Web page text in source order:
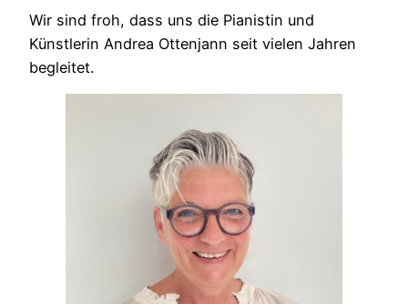
Wir sind froh, dass uns die Pianistin und
Künstlerin Andrea Ottenjann seit vielen Jahren
begleitet.